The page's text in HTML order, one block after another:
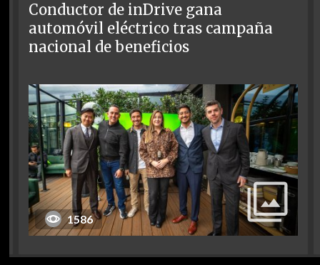
Conductor de inDrive gana
automóvil eléctrico tras campaña
nacional de beneficios
1586